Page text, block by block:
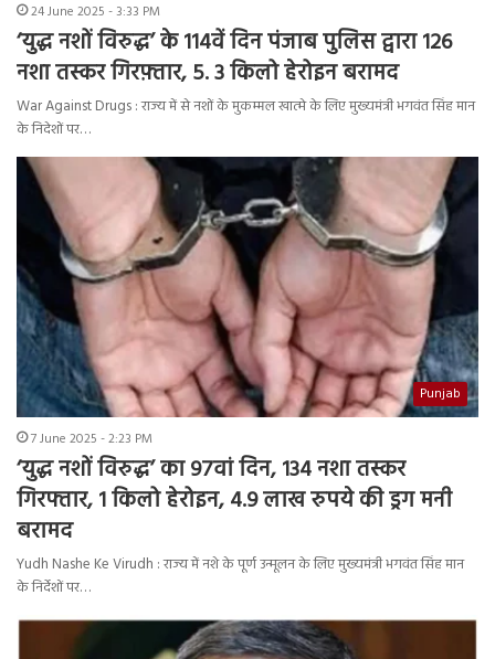
24 June 2025 - 3:33 PM
‘युद्ध नशों विरुद्ध’ के 114वें दिन पंजाब पुलिस द्वारा 126
नशा तस्कर गिरफ़्तार, 5. 3 किलो हेरोइन बरामद
War Against Drugs : राज्य में से नशों के मुकम्मल खात्मे के लिए मुख्यमंत्री भगवंत सिंह मान
के निदेशों पर…
Punjab
7 June 2025 - 2:23 PM
‘युद्ध नशों विरुद्ध’ का 97वां दिन, 134 नशा तस्कर
गिरफ्तार, 1 किलो हेरोइन, 4.9 लाख रुपये की ड्रग मनी
बरामद
Yudh Nashe Ke Virudh : राज्य में नशे के पूर्ण उन्मूलन के लिए मुख्यमंत्री भगवंत सिंह मान
के निर्देशों पर…